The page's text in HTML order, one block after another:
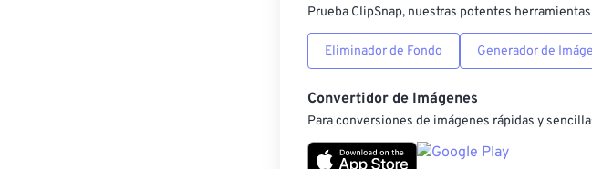
Prueba ClipSnap, nuestras potentes
Eliminador de Fondo Generador de
Convertidor de Imágenes
Para conversiones de imágenes rápidas y